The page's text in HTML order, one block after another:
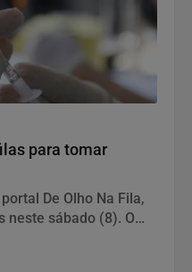
para tomar
De Olho Na Fila,
neste sábado (8). O